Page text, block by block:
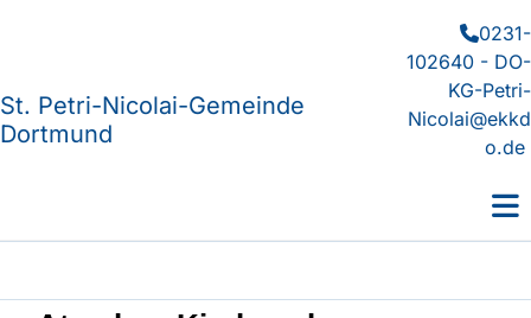
St. Petri-Nicolai-Gemeinde
Dortmund
0231-
102640 - DO-
KG-Petri-
Nicolai@ekkd
o.de